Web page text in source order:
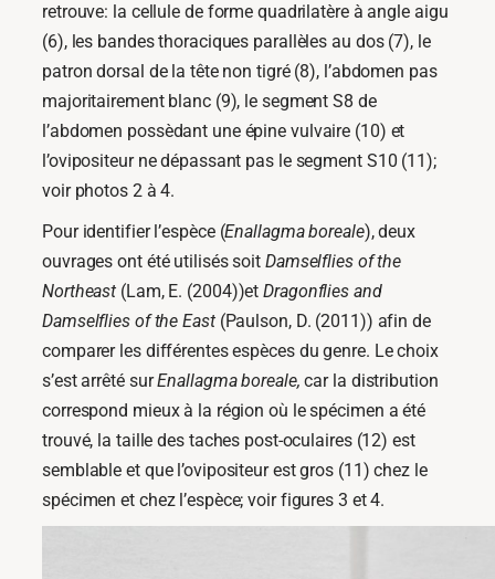
retrouve: la cellule de forme quadrilatère à angle aigu
(6), les bandes thoraciques parallèles au dos (7), le
patron dorsal de la tête non tigré (8), l’abdomen pas
majoritairement blanc (9), le segment S8 de
l’abdomen possèdant une épine vulvaire (10) et
l’ovipositeur ne dépassant pas le segment S10 (11);
voir photos 2 à 4.
Pour identifier l’espèce (Enallagma boreale), deux
ouvrages ont été utilisés soit Damselflies of the
Northeast (Lam, E. (2004))etDragonflies and
Damselflies of the East (Paulson, D. (2011)) afin de
comparer les différentes espèces du genre. Le choix
s’est arrêté surEnallagma boreale, car la distribution
correspond mieux à la région où le spécimen a été
trouvé, la taille des taches post-oculaires (12) est
semblable et que l’ovipositeur est gros (11) chez le
spécimen et chez l’espèce; voir figures 3 et 4.